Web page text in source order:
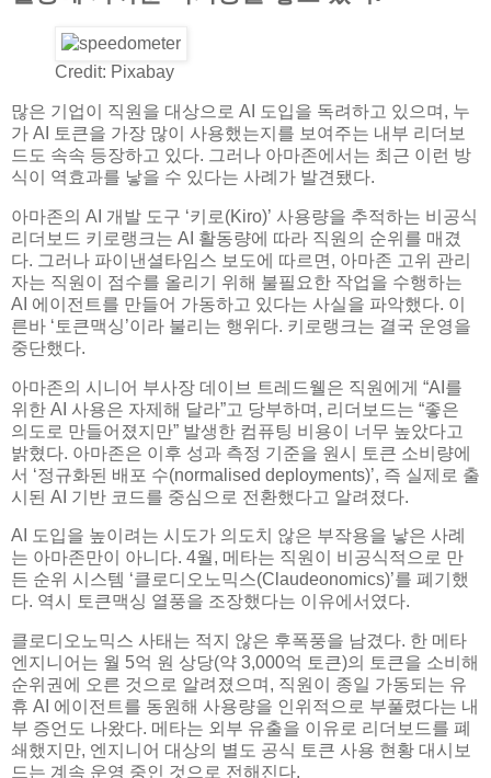
Credit: Pixabay
많은 기업이 직원을 대상으로 AI 도입을 독려하고 있으며, 누
가 AI 토큰을 가장 많이 사용했는지를 보여주는 내부 리더보
드도 속속 등장하고 있다. 그러나 아마존에서는 최근 이런 방
식이 역효과를 낳을 수 있다는 사례가 발견됐다.
아마존의 AI 개발 도구 ‘키로(Kiro)’ 사용량을 추적하는 비공식
리더보드 키로랭크는 AI 활동량에 따라 직원의 순위를 매겼
다. 그러나 파이낸셜타임스 보도에 따르면, 아마존 고위 관리
자는 직원이 점수를 올리기 위해 불필요한 작업을 수행하는
AI 에이전트를 만들어 가동하고 있다는 사실을 파악했다. 이
른바 ‘토큰맥싱’이라 불리는 행위다. 키로랭크는 결국 운영을
중단했다.
아마존의 시니어 부사장 데이브 트레드웰은 직원에게 “AI를
위한 AI 사용은 자제해 달라”고 당부하며, 리더보드는 “좋은
의도로 만들어졌지만” 발생한 컴퓨팅 비용이 너무 높았다고
밝혔다. 아마존은 이후 성과 측정 기준을 원시 토큰 소비량에
서 ‘정규화된 배포 수(normalised deployments)’, 즉 실제로 출
시된 AI 기반 코드를 중심으로 전환했다고 알려졌다.
AI 도입을 높이려는 시도가 의도치 않은 부작용을 낳은 사례
는 아마존만이 아니다. 4월, 메타는 직원이 비공식적으로 만
든 순위 시스템 ‘클로디오노믹스(Claudeonomics)’를 폐기했
다. 역시 토큰맥싱 열풍을 조장했다는 이유에서였다.
클로디오노믹스 사태는 적지 않은 후폭풍을 남겼다. 한 메타
엔지니어는 월 5억 원 상당(약 3,000억 토큰)의 토큰을 소비해
순위권에 오른 것으로 알려졌으며, 직원이 종일 가동되는 유
휴 AI 에이전트를 동원해 사용량을 인위적으로 부풀렸다는 내
부 증언도 나왔다. 메타는 외부 유출을 이유로 리더보드를 폐
쇄했지만, 엔지니어 대상의 별도 공식 토큰 사용 현황 대시보
드는 계속 운영 중인 것으로 전해진다.